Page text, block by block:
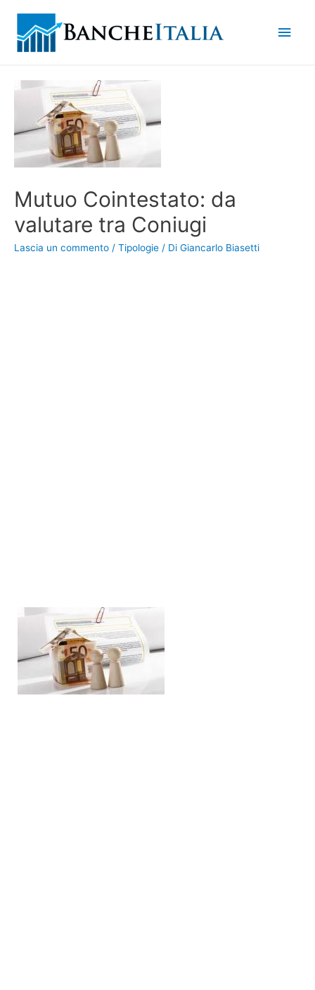
Mutuo Cointestato: da
valutare tra Coniugi
Lascia un commento / Tipologie / Di Giancarlo Biasetti